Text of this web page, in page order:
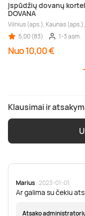
Įspūdžių dovanų
DOVANA
Vilnius (aps.), Kaunas
5,00 (83)
1-3 asm.
Nuo 10,00 €
Klausimai ir
Marius · 2023-01-01
Ar galima su čekiu
Atsako